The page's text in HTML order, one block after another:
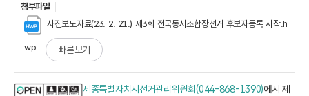
첨부파일
사진보도자료(23. 2. 21.) 제3회 전국동시조합장선거 후보자등록 시작.h
wp 빠른보기
세종특별자치시선거관리위원회(044-868-1390)에서 제